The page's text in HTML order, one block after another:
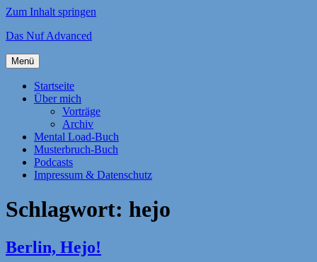
Zum Inhalt springen
Das Nuf Advanced
Menü
Startseite
Über mich
Vorträge
Archiv
Mental Load-Buch
Musterbruch-Buch
Podcasts
Impressum & Datenschutz
Schlagwort: hejo
Berlin, Hejo!